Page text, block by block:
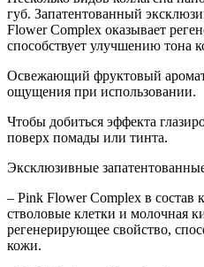
губ. Запатентованный
Flower Complex оказывает
способствует улучшению тона
Освежающий фруктовый
ощущения при использовании.
Чтобы добиться эффекта
поверх помады или тинта.
Эксклюзивные
– Pink Flower Complex в состав
стволовые клетки и молочная
регенерирующее свойство,
кожи.